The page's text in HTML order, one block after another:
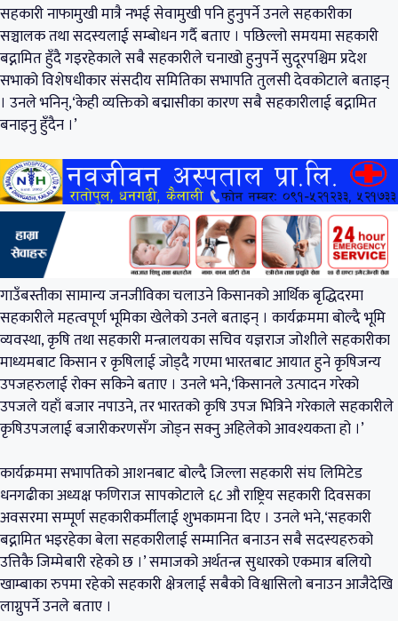
सहकारी नाफामुखी मात्रै नभई सेवामुखी पनि हुनुपर्ने उनले सहकारीका
सञ्चालक तथा सदस्यलाई सम्बोधन गर्दै बताए । पछिल्लो समयमा सहकारी
बद्नामित हुँदै गइरहेकाले सबै सहकारीले चनाखो हुनुपर्ने सुदूरपश्चिम प्रदेश
सभाको विशेषधीकार संसदीय समितिका सभापति तुलसी देवकोटाले बताइन्
। उनले भनिन्,‘केही व्यक्तिको बद्मासीका कारण सबै सहकारीलाई बद्नामित
बनाइनु हुँदैन ।’
गाउँबस्तीका सामान्य जनजीविका चलाउने किसानको आर्थिक बृद्धिदरमा
सहकारीले महत्वपूर्ण भूमिका खेलेको उनले बताइन् । कार्यक्रममा बोल्दै भूमि
व्यवस्था, कृषि तथा सहकारी मन्त्रालयका सचिव यज्ञराज जोशीले सहकारीका
माध्यमबाट किसान र कृषिलाई जोड्दै गएमा भारतबाट आयात हुने कृषिजन्य
उपजहरुलाई रोक्न सकिने बताए । उनले भने,‘किसानले उत्पादन गरेको
उपजले यहाँ बजार नपाउने, तर भारतको कृषि उपज भित्रिने गरेकाले सहकारीले
कृषिउपजलाई बजारीकरणसँग जोड्न सक्नु अहिलेको आवश्यकता हो ।’
कार्यक्रममा सभापतिको आशनबाट बोल्दै जिल्ला सहकारी संघ लिमिटेड
धनगढीका अध्यक्ष फणिराज सापकोटाले ६८ औ राष्ट्रिय सहकारी दिवसका
अवसरमा सम्पूर्ण सहकारीकर्मीलाई शुभकामना दिए । उनले भने,‘सहकारी
बद्नामित भइरहेका बेला सहकारीलाई सम्मानित बनाउन सबै सदस्यहरुको
उत्तिकै जिम्मेबारी रहेको छ ।’ समाजको अर्थतन्त्र सुधारको एकमात्र बलियो
खाम्बाका रुपमा रहेको सहकारी क्षेत्रलाई सबैको विश्वासिलो बनाउन आजैदेखि
लाग्नुपर्ने उनले बताए ।